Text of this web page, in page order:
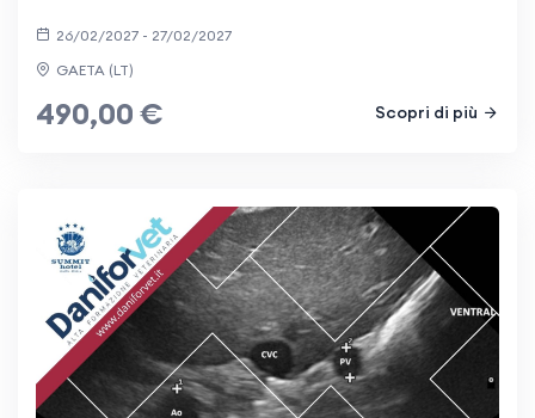
26/02/2027 - 27/02/2027
GAETA (LT)
490,00 € Scopri di più